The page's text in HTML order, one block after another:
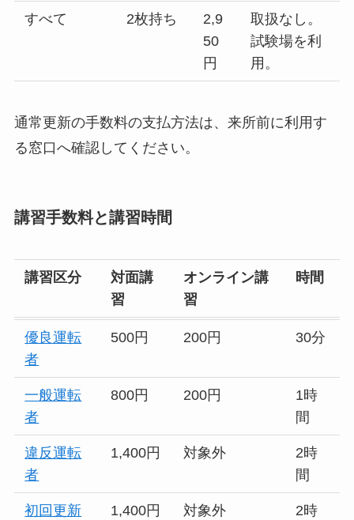
すべて 2枚持ち
2,9
50
円
取扱なし。
試験場を利
用。
通常更新の手数料の支払方法は、来所前に利用す
る窓口へ確認してください。
講習手数料と講習時間
講習区分
対面講
習
オンライン講
習
時間
優良運転
者
500円 200円 30分
一般運転
者
800円 200円
1時
間
違反運転
者
1,400円 対象外
2時
間
初回更新
1,400円 対象外
2時